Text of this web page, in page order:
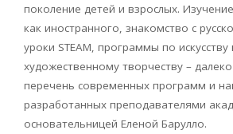
поколение детей и взрослых.
как иностранного, знакомство с
уроки STEAM, программы по искусству
художественному творчеству –
перечень современных программ и
разработанных преподавателями
основательницей Еленой Барулло.